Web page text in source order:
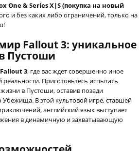
One & Series X|S (покупка на новый
и без каких либо ограничений, только на
Fallout 3: уникальное
Пустоши
Fallout 3, где вас ждет совершенно иное
Приготовьтесь испытать
в Пустоши, оставив позади
В этой культовой игре, ставшей
английский язык выступает
в динамичную и захватывающую